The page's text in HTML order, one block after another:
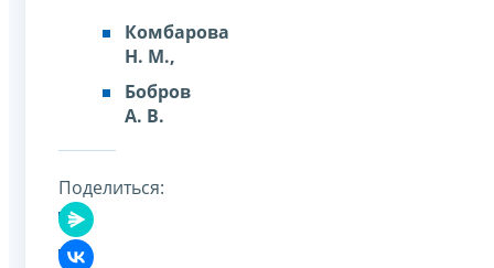
Комбарова
Н. М.,
Бобров
А. В.
Поделиться: